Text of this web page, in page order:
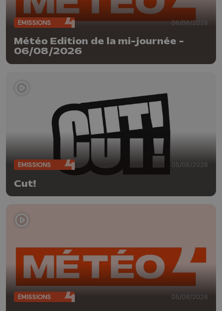
ÉMISSIONS 06/08/2026
Météo Edition de la mi-journée -
06/08/2026
ÉMISSIONS 05/08/2026
Cut!
ÉMISSIONS 05/08/2026